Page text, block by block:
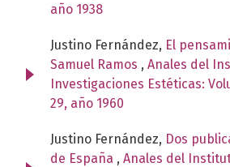
año 1938
Justino Fernández, El
Samuel Ramos , Anales del
Investigaciones Estéticas:
29, año 1960
Justino Fernández, Dos
de España , Anales del